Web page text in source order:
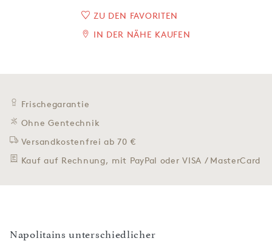
ZU DEN FAVORITEN
IN DER NÄHE KAUFEN
Frischegarantie
Ohne Gentechnik
Versandkostenfrei ab 70 €
Kauf auf Rechnung, mit PayPal oder VISA / MasterCard
Napolitains unterschiedlicher